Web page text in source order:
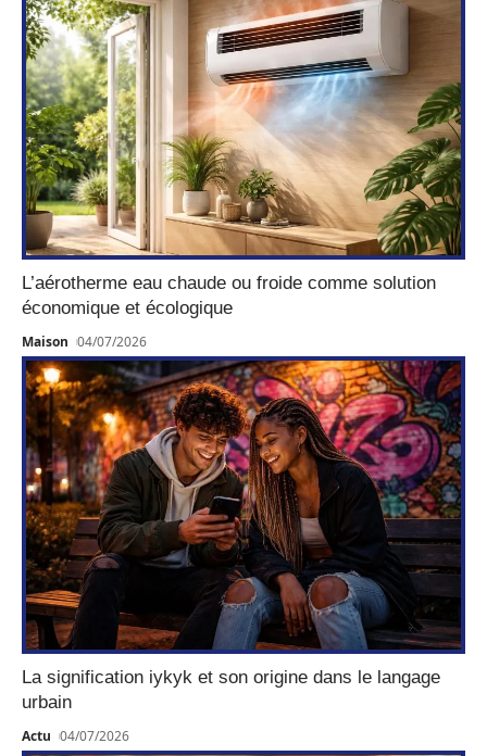
L’aérotherme eau chaude ou froide comme solution
économique et écologique
Maison 04/07/2026
La signification iykyk et son origine dans le langage
urbain
Actu 04/07/2026